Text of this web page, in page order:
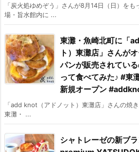
「炭火処ゆめぞう」さんが8月14日（日）を
場・旨水館内に ...
東灘・魚崎北町に「
ト）東灘店」さんが
パンが販売されてい
って食べてみた♪ #東
新規オープン
「add knot（アドノット）東灘店」さんの焼
東灘・ ...
シャトレーゼの新ブ